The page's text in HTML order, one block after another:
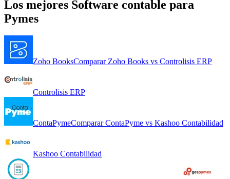
Los mejores Software contable para
Pymes
Zoho BooksComparar Zoho Books vs Controlisis ERP
Controlisis ERP
ContaPymeComparar ContaPyme vs Kashoo Contabilidad
Kashoo Contabilidad